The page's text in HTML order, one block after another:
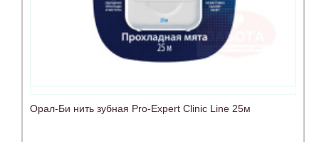
Орал-Би нить зубная Pro-Expert Clinic Line 25м